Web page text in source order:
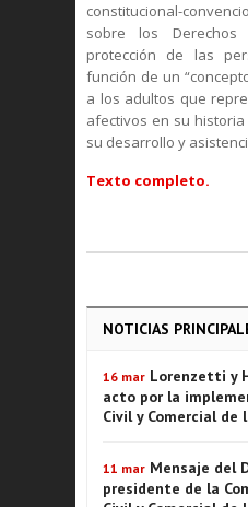
constitucional-
sobre los
protección de las
función de un
a los adultos que
afectivos en su
su desarrollo y
Texto completo.
NOTICIAS
16 mar Lorenzetti y
acto por la
Civil y Comercial de
11 mar Mensaje del
presidente de la